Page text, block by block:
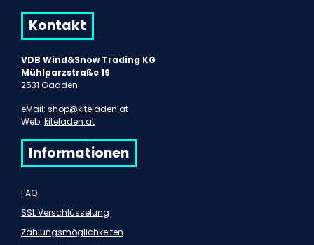
Kontakt
VDB Wind&Snow Trading KG
Mühlparzstraße 19
2531 Gaaden
eMail: shop@kiteladen.at
Web: kiteladen.at
Informationen
FAQ
SSL Verschlüsselung
Zahlungsmöglichkeiten